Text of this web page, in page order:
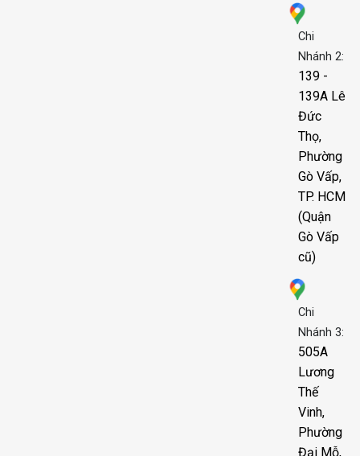
Chi
Nhánh 2:
139 -
139A Lê
Đức
Thọ,
Phường
Gò Vấp,
TP. HCM
(Quận
Gò Vấp
cũ)
Chi
Nhánh 3:
505A
Lương
Thế
Vinh,
Phường
Đại Mỗ,